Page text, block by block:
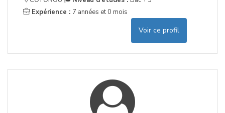
Expérience : 7 années et 0 mois
Voir ce profil